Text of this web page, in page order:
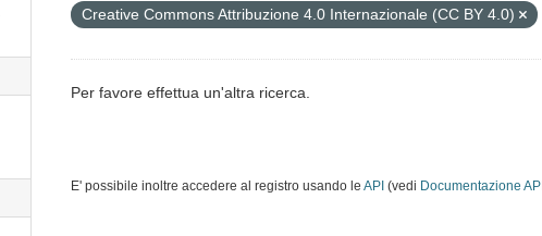
Creative Commons Attribuzione 4.0 Internazionale (CC BY 4.0)
Per favore effettua un'altra ricerca.
E' possibile inoltre accedere al registro usando le API (vedi Documentazione API